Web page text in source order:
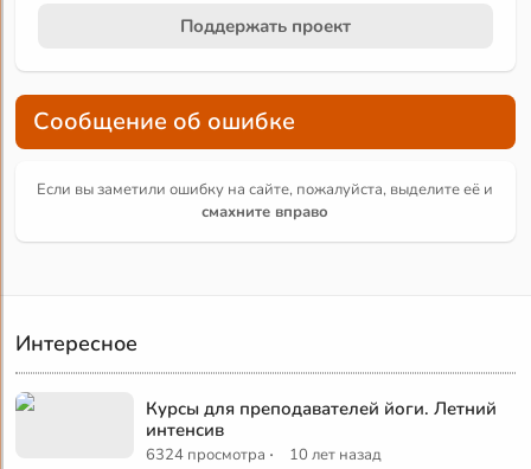
Поддержать проект
Сообщение об ошибке
Если вы заметили ошибку на сайте, пожалуйста, выделите её и
смахните вправо
Интересное
Курсы для преподавателей йоги. Летний
интенсив
6324 просмотра · 10 лет назад